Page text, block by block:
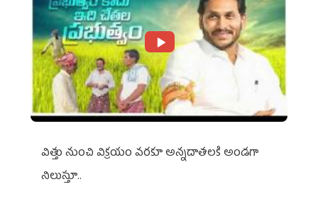
విత్తు నుంచి విక్రయం వరకూ అన్నదాతలకి అండగా
నిలుస్తూ..